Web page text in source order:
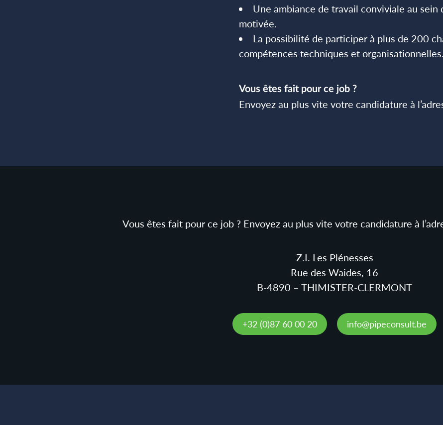
Une ambiance de travail conviviale au
motivée.
La possibilité de participer à plus de 200
compétences techniques et organisationnelles.
Vous êtes fait pour ce job ?
Envoyez au plus vite votre candidature à
Vous êtes fait pour ce job ? Envoyez au plus vite votre candidature à
Z.I. Les Plénesses
Rue des Waides, 16
B-4890 – THIMISTER-CLERMONT
+32 (0)87 60 00 20 info@pipeconsult.be